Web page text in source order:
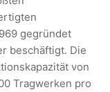
gegründet
beschäftigt. Die
von
Tragwerken pro